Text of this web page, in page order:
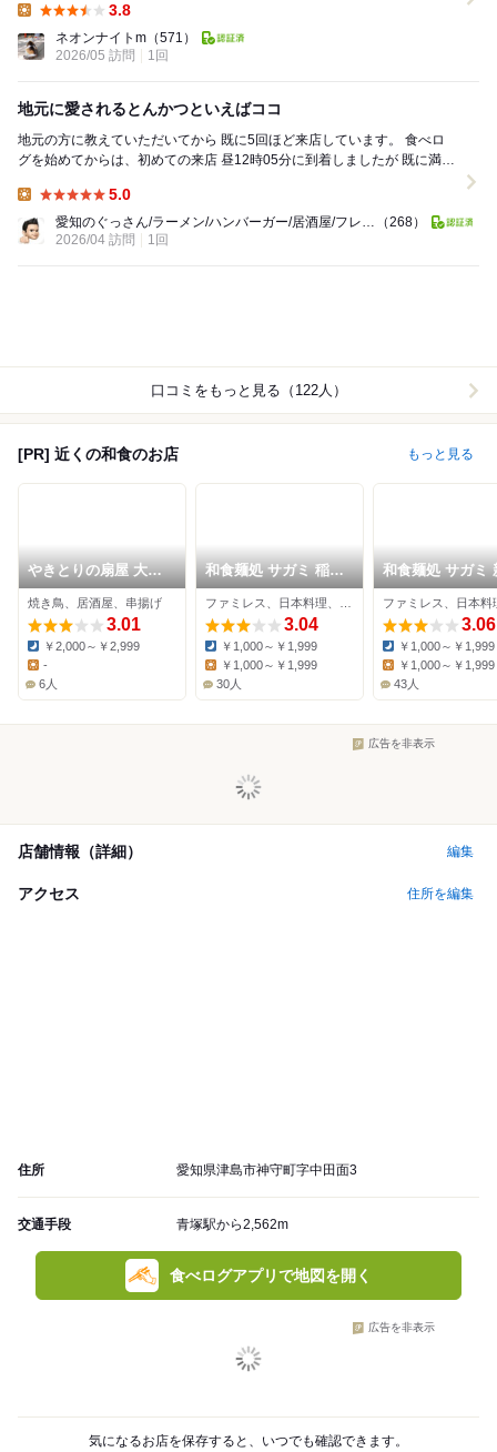
3.8
ネオンナイトm （571）
2026/05 訪問
1回
地元に愛されるとんかつといえばココ
地元の方に教えていただいてから 既に5回ほど来店しています。 食べロ
グを始めてからは、初めての来店 昼12時05分に到着しましたが 既に満員
5.0
愛知のぐっさん/ラーメン/ハンバーガー/居酒屋/フレンチ
（268）
2026/04 訪問
1回
口コミをもっと見る（122人）
[PR] 近くの和食のお店 もっと見る
やきとりの扇屋 大治
南店
焼き鳥、居酒屋、串揚げ
3.01
Dinner:
￥2,000～￥2,999
Lunch:
-
6人
和食麺処 サガミ 稲沢
店
3.04
Dinner:
￥1,000～￥1,999
Lunch:
￥1,000～￥1,999
30人
和食麺処 サガミ
店
3.06
Dinner:
￥1,000～￥1,999
Lunch:
￥1,000～￥1,999
43人
広告を非表示
店舗情報（詳細） 編集
アクセス 住所を編集
住所 愛知県津島市神守町字中田面3
交通手段 青塚駅から2,562m
食べログアプリで地図を開く
広告を非表示
気になるお店を保存すると、いつでも確認できます。